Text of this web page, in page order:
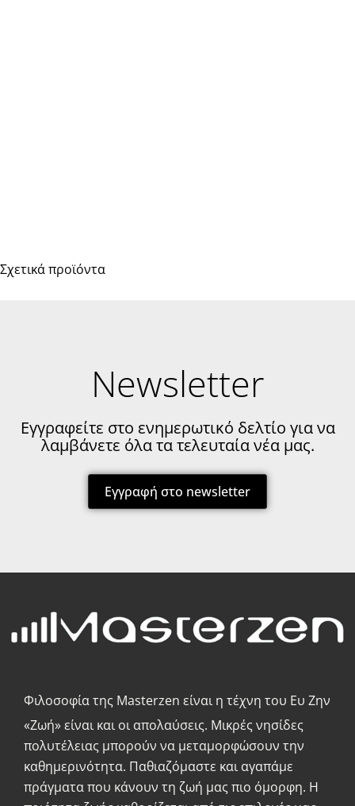
Σχετικά προϊόντα
Newsletter
Εγγραφείτε στο ενημερωτικό δελτίο για να
λαμβάνετε όλα τα τελευταία νέα μας.
Εγγραφή στο newsletter
Φιλοσοφία της Masterzen είναι η τέχνη του Ευ Ζην
«Zωή» είναι και οι απολαύσεις. Μικρές νησίδες
πολυτέλειας μπορούν να μεταμορφώσουν την
καθημερινότητα. Παθιαζόμαστε και αγαπάμε
πράγματα που κάνουν τη ζωή μας πιο όμορφη. Η